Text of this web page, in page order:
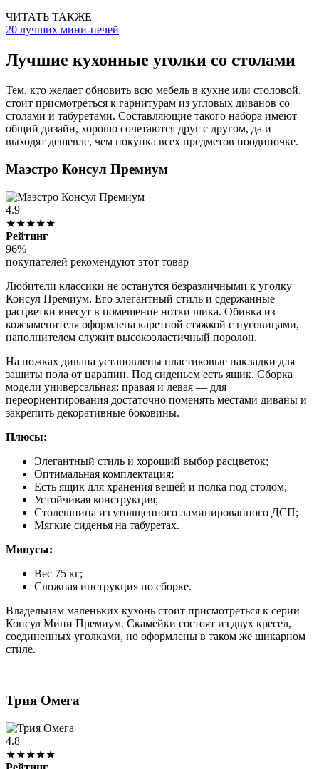
ЧИТАТЬ ТАКЖЕ
20 лучших мини-печей
Лучшие кухонные уголки со столами
Тем, кто желает обновить всю мебель в кухне или столовой,
стоит присмотреться к гарнитурам из угловых диванов со
столами и табуретами. Составляющие такого набора имеют
общий дизайн, хорошо сочетаются друг с другом, да и
выходят дешевле, чем покупка всех предметов поодиночке.
Маэстро Консул Премиум
4.9
★★★★★
Рейтинг
96%
покупателей рекомендуют этот товар
Любители классики не останутся безразличными к уголку
Консул Премиум. Его элегантный стиль и сдержанные
расцветки внесут в помещение нотки шика. Обивка из
кожзаменителя оформлена каретной стяжкой с пуговицами,
наполнителем служит высокоэластичный поролон.
На ножках дивана установлены пластиковые накладки для
защиты пола от царапин. Под сиденьем есть ящик. Сборка
модели универсальная: правая и левая — для
переориентирования достаточно поменять местами диваны и
закрепить декоративные боковины.
Плюсы:
Элегантный стиль и хороший выбор расцветок;
Оптимальная комплектация;
Есть ящик для хранения вещей и полка под столом;
Устойчивая конструкция;
Столешница из утолщенного ламинированного ДСП;
Мягкие сиденья на табуретах.
Минусы:
Вес 75 кг;
Сложная инструкция по сборке.
Владельцам маленьких кухонь стоит присмотреться к серии
Консул Мини Премиум. Скамейки состоят из двух кресел,
соединенных уголками, но оформлены в таком же шикарном
стиле.
Трия Омега
4.8
★★★★★